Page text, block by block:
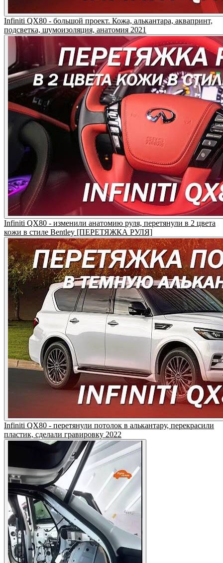
Infiniti QX80 - большой проект. Кожа, алькантара, аквапринт,
подсветка, шумоизоляция, анатомия 2021
Infiniti QX80 - изменили анатомию руля, перетянули в 2 цвета
кожи в стиле Bentley [ПЕРЕТЯЖКА РУЛЯ]
Infiniti QX80 - перетянули потолок в алькантару, перекрасили
пластик, сделали гравировку 2022